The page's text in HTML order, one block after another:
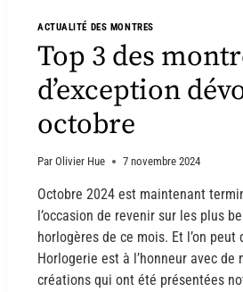
ACTUALITÉ DES MONTRES
Top 3 des
d’exception
octobre
Par Olivier Hue 7 novembre 2024
Octobre 2024 est maintenant
l’occasion de revenir sur les plus
horlogères de ce mois. Et l’on
Horlogerie est à l’honneur avec de
créations qui ont été présentées